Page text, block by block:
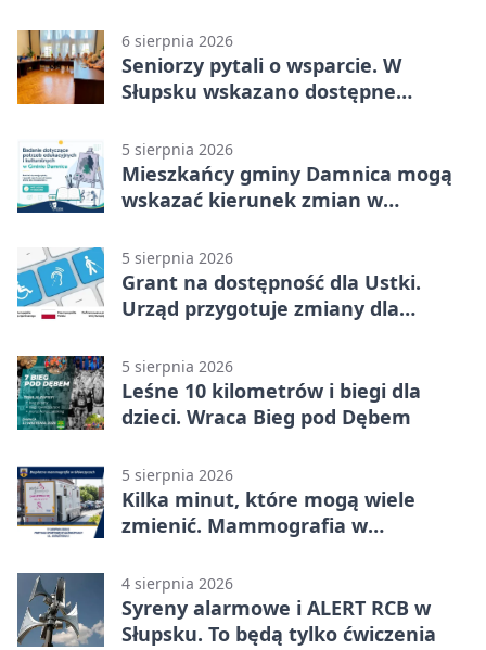
6 sierpnia 2026
Seniorzy pytali o wsparcie. W
Słupsku wskazano dostępne
5 sierpnia 2026
Mieszkańcy gminy Damnica mogą
wskazać kierunek zmian w
5 sierpnia 2026
Grant na dostępność dla Ustki.
Urząd przygotuje zmiany dla
5 sierpnia 2026
Leśne 10 kilometrów i biegi dla
dzieci. Wraca Bieg pod Dębem
5 sierpnia 2026
Kilka minut, które mogą wiele
zmienić. Mammografia w
4 sierpnia 2026
Syreny alarmowe i ALERT RCB w
Słupsku. To będą tylko ćwiczenia